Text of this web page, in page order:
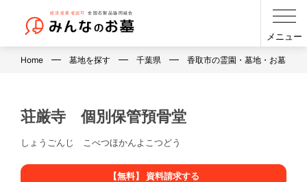
メニュー
Home 墓地を探す 千葉県 香取市の霊園・墓地・お墓
荘厳寺 個別保管預骨堂
しょうごんじ こべつほかんよこつどう
【無料】 資料請求する